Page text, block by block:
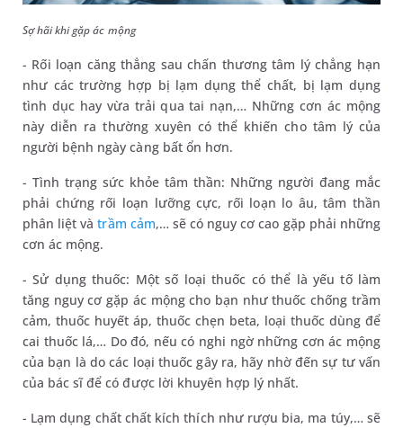
Sợ hãi khi gặp ác mộng
- Rối loạn căng thẳng sau chấn thương tâm lý chẳng hạn
như các trường hợp bị lạm dụng thể chất, bị lạm dụng
tình dục hay vừa trải qua tai nạn,… Những cơn ác mộng
này diễn ra thường xuyên có thể khiến cho tâm lý của
người bệnh ngày càng bất ổn hơn.
- Tình trạng sức khỏe tâm thần: Những người đang mắc
phải chứng rối loạn lưỡng cực, rối loạn lo âu, tâm thần
phân liệt vàtrầm cảm,… sẽ có nguy cơ cao gặp phải những
cơn ác mộng.
- Sử dụng thuốc: Một số loại thuốc có thể là yếu tố làm
tăng nguy cơ gặp ác mộng cho bạn như thuốc chống trầm
cảm, thuốc huyết áp, thuốc chẹn beta, loại thuốc dùng để
cai thuốc lá,… Do đó, nếu có nghi ngờ những cơn ác mộng
của bạn là do các loại thuốc gây ra, hãy nhờ đến sự tư vấn
của bác sĩ để có được lời khuyên hợp lý nhất.
- Lạm dụng chất chất kích thích như rượu bia, ma túy,… sẽ